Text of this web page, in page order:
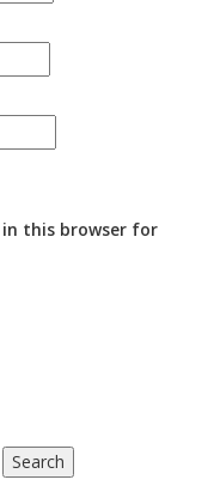
in this browser for